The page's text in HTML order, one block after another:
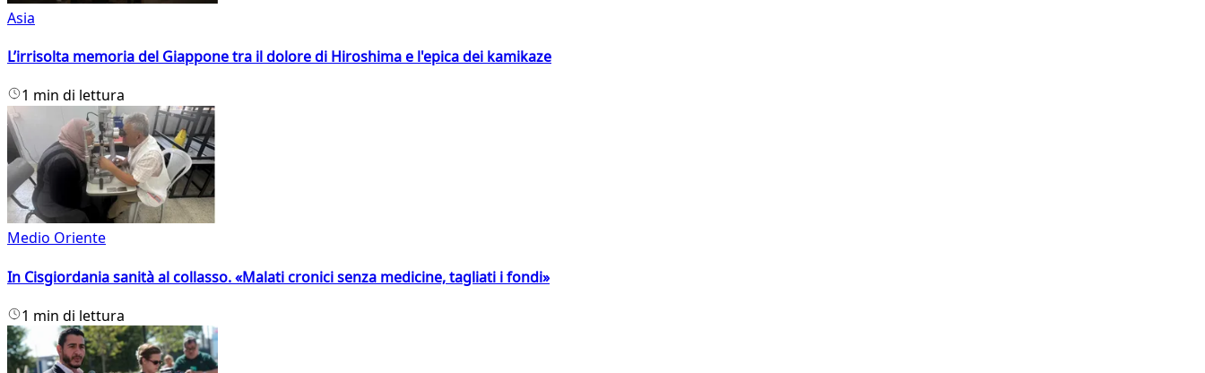
Asia
L’irrisolta memoria del Giappone tra il dolore di Hiroshima e l'epica dei kamikaze
1 min di lettura
Medio Oriente
In Cisgiordania sanità al collasso. «Malati cronici senza medicine, tagliati i fondi»
1 min di lettura